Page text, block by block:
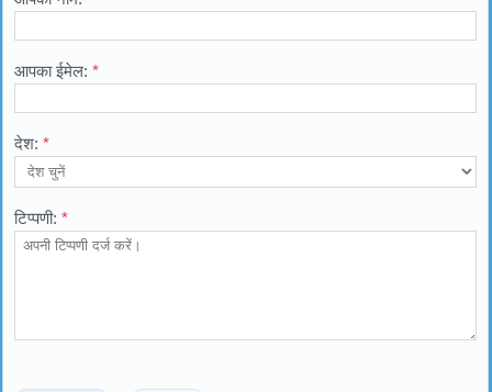
आपका ईमेल: *
देश: *
टिप्पणी: *